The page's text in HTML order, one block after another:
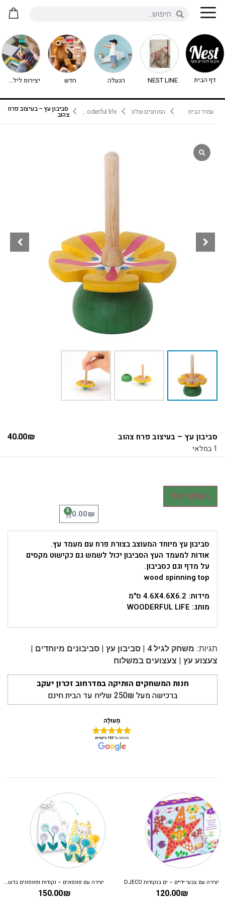
דף הבית NEST LINE הנעלה חדש יצירות לילדים - יצירה לילדים
עמוד הבית המותגים שלנו wooderful life סביבון עץ – בעיצוב פרח
צהוב
סביבון עץ – בעיצוב פרח צהוב 40.00₪
1 במלאי
הוספה לסל
0.00₪
0
סביבון עץ מיוחד המעוצב בצורת פרח עם מעמד עץ.
אודות למעמד העץ הסביבון יכול לשמש גם כקישוט מקסים
על מדף וגם כסביבון.
wood spinning top
מידות: 4.6X4.6X6.2 ס"מ
מותג: WOODERFUL LIFE
תגיות: משחק לגיל 4 | סביבון עץ | סביבונים מיוחדים |
צעצוע עץ | צעצועים במשלוח
חנות המשחקים הותיקה במדרחוב זכרון יעקב
ברכישה מעל 250₪ שליח עד הבית חינם
יצירה עם צבעי ידיים – ים בנקודות DJECO
120.00₪
יצירה עם פונפונים – נקודות ופונפונים בדשא DJECO
150.00₪